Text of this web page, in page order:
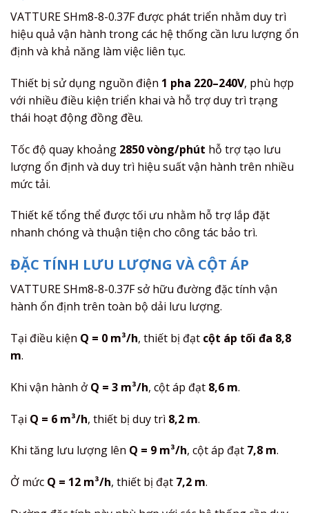
VATTURE SHm8-8-0.37F được phát triển nhằm duy trì
hiệu quả vận hành trong các hệ thống cần lưu lượng ổn
định và khả năng làm việc liên tục.
Thiết bị sử dụng nguồn điện 1 pha 220–240V, phù hợp
với nhiều điều kiện triển khai và hỗ trợ duy trì trạng
thái hoạt động đồng đều.
Tốc độ quay khoảng 2850 vòng/phút hỗ trợ tạo lưu
lượng ổn định và duy trì hiệu suất vận hành trên nhiều
mức tải.
Thiết kế tổng thể được tối ưu nhằm hỗ trợ lắp đặt
nhanh chóng và thuận tiện cho công tác bảo trì.
ĐẶC TÍNH LƯU LƯỢNG VÀ CỘT ÁP
VATTURE SHm8-8-0.37F sở hữu đường đặc tính vận
hành ổn định trên toàn bộ dải lưu lượng.
Tại điều kiện Q = 0 m³/h, thiết bị đạt cột áp tối đa 8,8
m.
Khi vận hành ở Q = 3 m³/h, cột áp đạt 8,6 m.
Tại Q = 6 m³/h, thiết bị duy trì 8,2 m.
Khi tăng lưu lượng lên Q = 9 m³/h, cột áp đạt 7,8 m.
Ở mức Q = 12 m³/h, thiết bị đạt 7,2 m.